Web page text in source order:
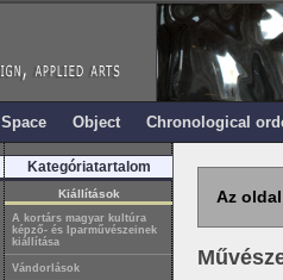
Space Object Chronological
Kategóriatartalom
Kiállítások
A kortárs magyar kultúra
képző- és Iparművészeinek
kiállítása
Vándorlások
Az